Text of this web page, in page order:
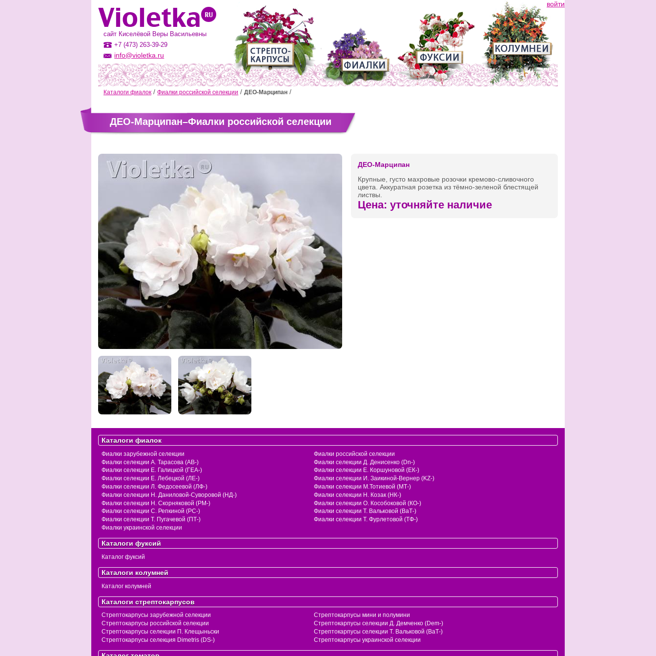
войти
сайт Киселёвой Веры Васильевны
+7 (473) 263-39-29
info@violetka.ru
Каталоги фиалок Фиалки российской селекции ДЕО-Марципан
ДЕО-Марципан–Фиалки российской селекции
ДЕО-Марципан
Крупные, густо махровые розочки кремово-сливочного
цвета. Аккуратная розетка из тёмно-зеленой блестящей
листвы.
Цена: уточняйте наличие
Каталоги фиалок
Фиалки зарубежной селекции
Фиалки российской селекции
Фиалки селекции А. Тарасова (АВ-)
Фиалки селекции Д. Денисенко (Dn-)
Фиалки селекции Е. Галицкой (ГЕА-)
Фиалки селекции Е. Коршуновой (ЕК-)
Фиалки селекции Е. Лебецкой (ЛЕ-)
Фиалки селекции И. Заикиной-Вернер (KZ-)
Фиалки селекции Л. Федосеевой (ЛФ-)
Фиалки селекции М.Тотиевой (МТ-)
Фиалки селекции Н. Даниловой-Суворовой (НД-)
Фиалки селекции Н. Козак (НК-)
Фиалки селекции Н. Скорняковой (РМ-)
Фиалки селекции О. Кособоковой (КО-)
Фиалки селекции С. Репкиной (РС-)
Фиалки селекции Т. Вальковой (ВаТ-)
Фиалки селекции Т. Пугачевой (ПТ-)
Фиалки селекции Т. Фурлетовой (ТФ-)
Фиалки украинской селекции
Каталоги фуксий
Каталог фуксий
Каталоги колумней
Каталог колумней
Каталоги стрептокарпусов
Стрептокарпусы зарубежной селекции
Стрептокарпусы мини и полумини
Стрептокарпусы российской селекции
Стрептокарпусы селекции Д. Демченко (Dem-)
Стрептокарпусы селекции П. Клещыньски
Стрептокарпусы селекции Т. Вальковой (ВаТ-)
Стрептокарпусы селекция Dimetris (DS-)
Стрептокарпусы украинской селекции